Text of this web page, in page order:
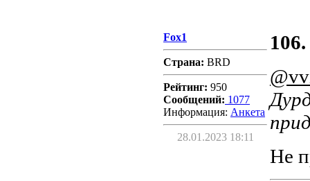
Fox1
Страна: BRD
Рейтинг: 950
Сообщений: 1077
Информация: Aнкета
28.01.2023 18:11
106.
Не